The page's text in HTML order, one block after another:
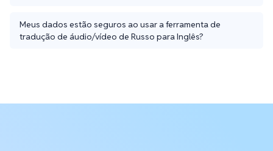
Meus dados estão seguros ao usar a ferramenta de
tradução de áudio/vídeo de Russo para Inglês?